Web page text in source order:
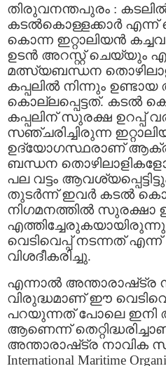
തിരുവനന്തപുരം :
കടല്‍കൊള്ളക്കാര്‍ എന്ന്
കൊന്ന ഇറ്റാലിയന്‍
ഉടന്‍ അറസ്റ്റ്‌ ചെയ്യും
മത്സ്യബന്ധന
കപ്പലില്‍ നിന്നും
കൊല്ലപ്പെട്ടത്‌. കടല്‍
കപ്പലിന് സുരക്ഷ ഉറപ്പ്‌
സഞ്ചരിച്ചിരുന്ന
ഉദ്യോഗസ്ഥരാണ്
ബന്ധന
പല വട്ടം
തുടര്‍ന്ന് ഇവര്‍ കടല്‍
നിഗമനത്തില്‍ സുരക്ഷാ
വെടിവെപ്പ്‌ നടന്നത് എന്ന്
വിശദീകരിച്ചു.
എന്നാല്‍ അന്താരാഷ്‌ട്ര
വിരുദ്ധമാണ് ഈ
പറയുന്നത് പോലെ ഇനി
ആണെന്ന്
അന്താരാഷ്‌ട്ര നാവിക
International Maritime